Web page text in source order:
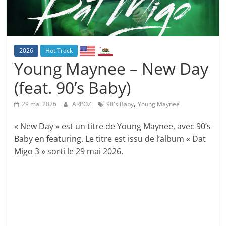
2026 Hot Track
Young Maynee – New Day
(feat. 90’s Baby)
29 mai 2026 ARPOZ 90's Baby,Young Maynee
« New Day » est un titre de Young Maynee, avec 90’s
Baby en featuring. Le titre est issu de l’album « Dat
Migo 3 » sorti le 29 mai 2026.